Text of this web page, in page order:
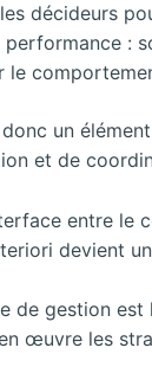
décideurs
:
le
un
et de
entre le
devient
de gestion
œuvre les